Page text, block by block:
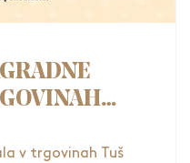
v trgovinah Tuš